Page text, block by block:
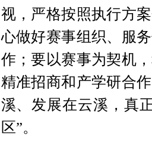
视，严格按照执行方
心做好赛事组织、服
作；要以赛事为契机
精准招商和产学研合
溪、发展在云溪，真
区”。